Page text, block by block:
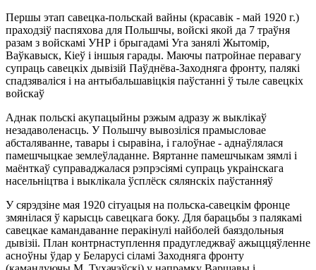
Першы этап савецка-польскай вайны (красавік - май 1920 г.)
праходзіў паспяхова для Польшчы, войскі якой да 7 траўня
разам з войскамі УНР і брыгадамі Уга занялі Жытомір,
Ваўкавыск, Кіеў і іншыя гарады. Маючы патройнае перавагу
супраць савецкіх дывізій Паўднёва-Заходняга фронту, палякі
спадзяваліся і на антыбальшавіцкія паўстанні ў тыле савецкіх
войскаў
Аднак польскі акупацыйны рэжым адразу ж выклікаў
незадаволенасць. У Польшчу вывозіліся прамысловае
абсталяванне, тавары і сыравіна, і галоўнае - аднаўлялася
памешчыцкае землеўладанне. Вяртанне памешчыкам зямлі і
маёнткаў суправаджалася рэпрэсіямі супраць украінскага
насельніцтва і выклікала ўсплёск сялянскіх паўстанняў
У сярэдзіне мая 1920 сітуацыя на польска-савецкім фронце
змянілася ў карысць савецкага боку. Для барацьбы з палякамі
савецкае камандаванне перакінулі найболей баяздольныя
дывізіі. План контрнаступлення прадугледжваў ажыццяўленне
асноўны ўдар у Беларусі сіламі Заходняга фронту